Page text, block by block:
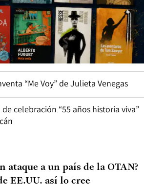
“Me Voy” de Julieta Venegas
celebración “55 años historia viva”
ataque a un país de la OTAN?
EE.UU. así lo cree